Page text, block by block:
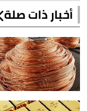
أخبار ذات صلة